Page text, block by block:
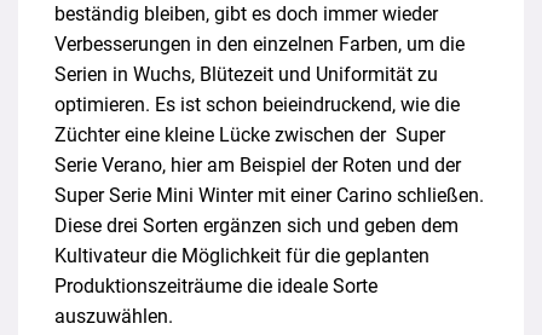
beständig bleiben, gibt es doch immer wieder
Verbesserungen in den einzelnen Farben, um die
Serien in Wuchs, Blütezeit und Uniformität zu
optimieren. Es ist schon beieindruckend, wie die
Züchter eine kleine Lücke zwischen der Super
Serie Verano, hier am Beispiel der Roten und der
Super Serie Mini Winter mit einer Carino schließen.
Diese drei Sorten ergänzen sich und geben dem
Kultivateur die Möglichkeit für die geplanten
Produktionszeiträume die ideale Sorte
auszuwählen.